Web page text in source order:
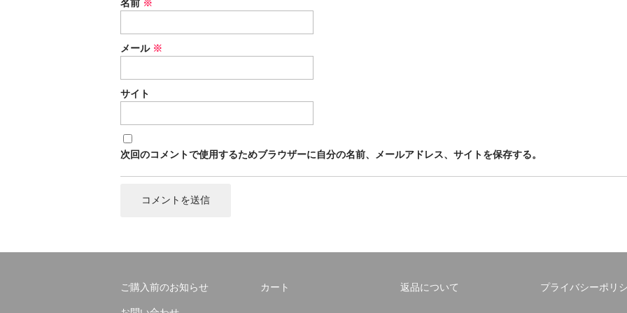
名前 ※
メール ※
サイト
次回のコメントで使用するためブラウザーに自分の名前、メールアドレス、サイトを保存する。
ご購入前のお知らせ カート 返品について プライバシーポリ